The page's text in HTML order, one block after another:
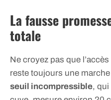
La fausse
totale
Ne croyez pas que
reste toujours une
seuil incompressible,